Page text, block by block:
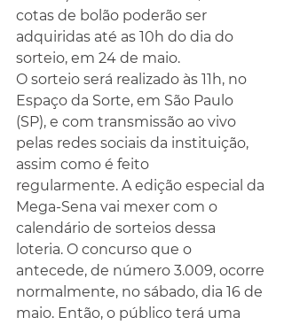
cotas de bolão poderão ser
adquiridas até as 10h do dia do
sorteio, em 24 de maio.
O sorteio será realizado às 11h, no
Espaço da Sorte, em São Paulo
(SP), e com transmissão ao vivo
pelas redes sociais da instituição,
assim como é feito
regularmente. A edição especial da
Mega-Sena vai mexer com o
calendário de sorteios dessa
loteria. O concurso que o
antecede, de número 3.009, ocorre
normalmente, no sábado, dia 16 de
maio. Então, o público terá uma